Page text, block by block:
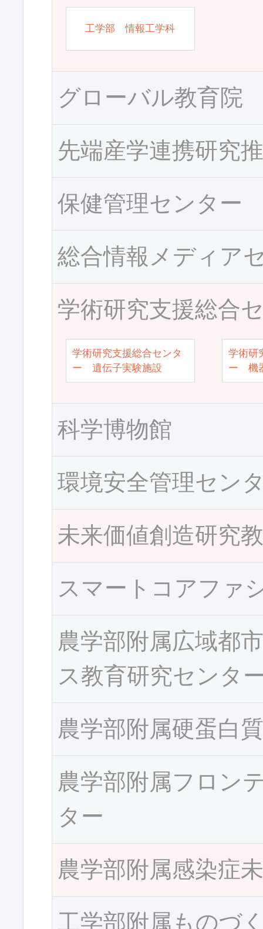
工学部 情報工学科
グローバル教育院
先端産学連携研究
保健管理センター
総合情報メディア
学術研究支援総合
学術研究支援総合センタ
ー 遺伝子実験施設
学術研
ー 機
科学博物館
環境安全管理セン
未来価値創造研究
スマートコアファ
農学部附属広域都
ス教育研究センタ
農学部附属硬蛋白
農学部附属フロン
ター
農学部附属感染症
工学部附属ものづ